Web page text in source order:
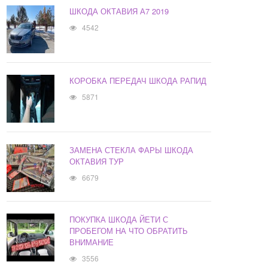
ШКОДА ОКТАВИЯ А7 2019
4542
КОРОБКА ПЕРЕДАЧ ШКОДА РАПИД
5871
ЗАМЕНА СТЕКЛА ФАРЫ ШКОДА
ОКТАВИЯ ТУР
6679
ПОКУПКА ШКОДА ЙЕТИ С
ПРОБЕГОМ НА ЧТО ОБРАТИТЬ
ВНИМАНИЕ
3556